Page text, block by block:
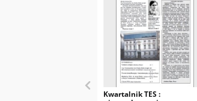
Kwartalnik TES :